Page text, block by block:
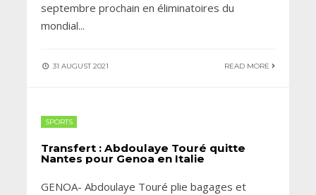
septembre prochain en éliminatoires du
mondial...
31 AUGUST 2021 READ MORE
SPORTS
Transfert : Abdoulaye Touré quitte
Nantes pour Genoa en Italie
GENOA- Abdoulaye Touré plie bagages et